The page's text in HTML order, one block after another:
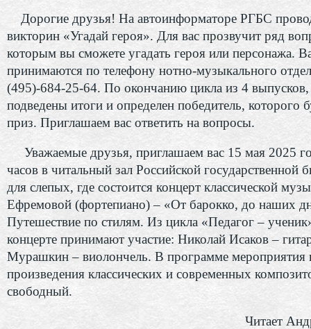
Дорогие друзья! На автоинформаторе РГБС
викторин «Угадай героя». Для вас прозвучит ряд
которым вы сможете угадать героя или персонажа.
принимаются по телефону нотно-музыкального
(495)-684-25-64. По окончанию цикла из 4 выпусков,
подведены итоги и определен победитель, которого
приз. Приглашаем вас ответить на вопросы.
Уважаемые друзья, приглашаем вас 15 мая 2025
часов в читальный зал Российской государственной
для слепых, где состоится концерт классической
Ефремовой (фортепиано) – «От барокко, до наших
Путешествие по стилям. Из цикла «Педагог –
концерте принимают участие: Николай Исаков –
Мурашкин – виолончель. В программе мероприятия
произведения классических и современных
свободный.
Читает